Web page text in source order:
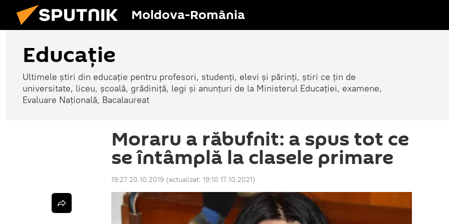
Moldova-România
Educație
Ultimele știri din educație pentru profesori, studenți, elevi și părinți, știri ce țin de
universitate, liceu, școală, grădiniță, legi și anunțuri de la Ministerul Educației, examene,
Evaluare Națională, Bacalaureat
Moraru a răbufnit: a spus tot ce
se întâmplă la clasele primare
19:27 20.10.2019 (actualizat: 19:10 17.10.2021)